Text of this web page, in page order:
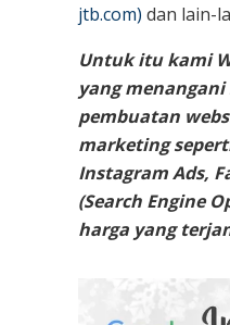
jtb.com) dan lain-
Untuk itu kami
yang menangani
pembuatan
marketing
Instagram Ads,
(Search Engine
harga yang